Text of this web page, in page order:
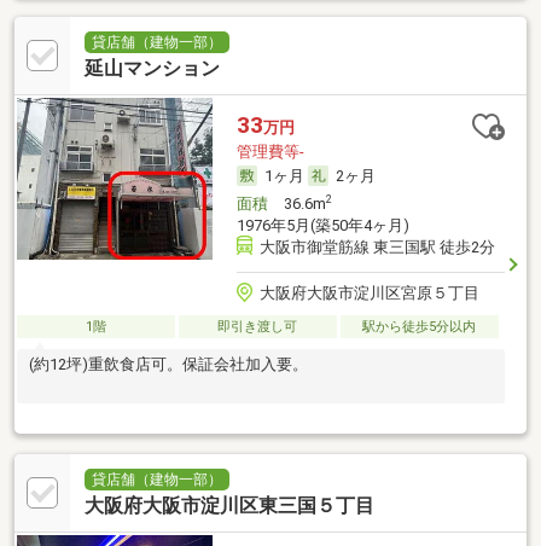
貸店舗（建物一部）
延山マンション
33万円
管理費等-
1ヶ月
2ヶ月
面積36.6m2
1976年5月(築50年4ヶ月)
大阪市御堂筋線 東三国駅 徒歩2分
大阪府大阪市淀川区宮原５丁目
1階 即引き渡し可 駅から徒歩5分以内
(約12坪)重飲食店可。保証会社加入要。
貸店舗（建物一部）
大阪府大阪市淀川区東三国５丁目